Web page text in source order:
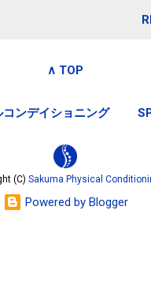
ですが、節税になるほど稼
ど。。 「関節の老化」は、
歳をピークにして、体内で
代の半分、60代ではそのさ
起こさないためには、食生
ドロイチン」を補うことが
て「コンドロイチン」とい
納豆をはじめとしたネバネ
∧ TOP
ンデイショニング
(C) Sakuma Physical
Powered by Blogger